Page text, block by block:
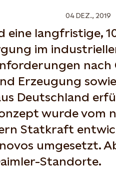
04 DEZ., 2019
eine langfristige,
im
nach
Erzeugung
Deutschland
wurde vom
Statkraft
umgesetzt.
Standorte.